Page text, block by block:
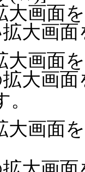
大画面
大画
大画面
大画
大画面